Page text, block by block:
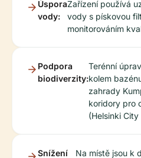
Úspora
vody:
Zařízení používá
vody s pískovou
monitorováním
Podpora
biodiverzity:
Terénní
kolem
zahrady
koridory pro
(Helsinki
Snížení
Na místě jsou k